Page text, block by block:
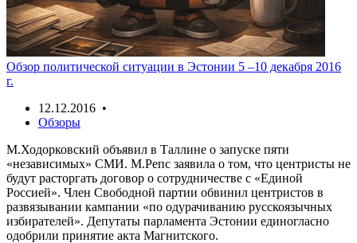
Обзор политической ситуации в Эстонии 5 –10 декабря 2016
г.
12.12.2016 •
Обзоры
М.Ходорковский объявил в Таллине о запуске пяти
«независимых» СМИ. М.Репс заявила о том, что центристы не
будут расторгать договор о сотрудничестве с «Единой
Россией». Член Свободной партии обвинил центристов в
развязывании кампании «по одурачиванию русскоязычных
избирателей». Депутаты парламента Эстонии единогласно
одобрили принятие акта Магнитского.